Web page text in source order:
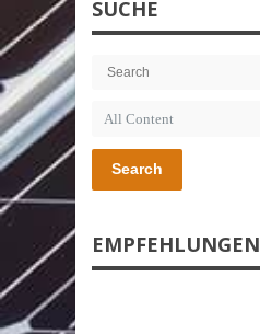
SUCHE
Search
EMPFEHLUNGEN